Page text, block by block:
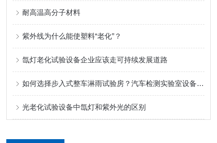
耐高温高分子材料
紫外线为什么能使塑料“老化”？
氙灯老化试验设备企业应该走可持续发展道路
如何选择步入式整车淋雨试验房？汽车检测实验室设备采购要点
光老化试验设备中氙灯和紫外光的区别